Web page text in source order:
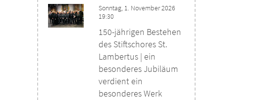
Sonntag, 1. November 2026
19:30
150-jährigen Bestehen
des Stiftschores St.
Lambertus | ein
besonderes Jubiläum
verdient ein
besonderes Werk